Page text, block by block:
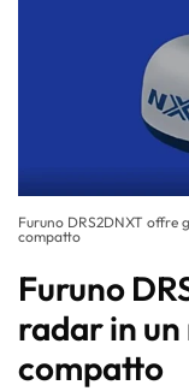
Furuno DRS2DNXT
compatto
Furuno
radar in
compatto